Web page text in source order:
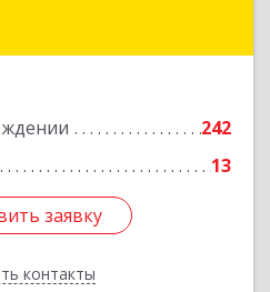
242
13
заявку
контакты
заявку